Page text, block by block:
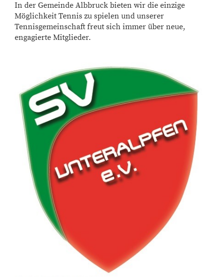
In der Gemeinde Albbruck bieten wir die einzige
Möglichkeit Tennis zu spielen und unserer
Tennisgemeinschaft freut sich immer über neue,
engagierte Mitglieder.